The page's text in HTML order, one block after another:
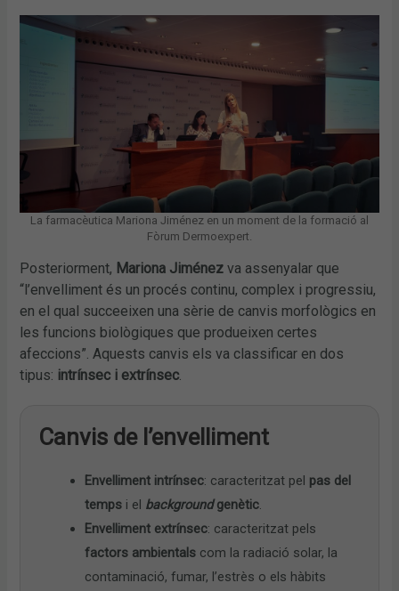
La farmacèutica Mariona Jiménez en un moment de la formació al
Fòrum Dermoexpert.
Posteriorment, Mariona Jiménez va assenyalar que
“l’envelliment és un procés continu, complex i progressiu,
en el qual succeeixen una sèrie de canvis morfològics en
les funcions biològiques que produeixen certes
afeccions”. Aquests canvis els va classificar en dos
tipus: intrínsec i extrínsec
Canvis de l’envelliment
Envelliment intrínsec: caracteritzat pel pas del
temps i el backgroundgenètic.
Envelliment extrínsec: caracteritzat pels
factors ambientals com la radiació solar, la
contaminació, fumar, l’estrès o els hàbits